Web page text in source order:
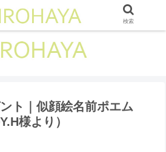
ト｜似顔絵名前ポエム
様より ）
検索